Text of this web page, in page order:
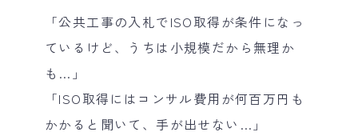
「公共工事の入札でISO取得が条件になっ
ているけど、うちは小規模だから無理か
も…」
「ISO取得にはコンサル費用が何百万円も
かかると聞いて、手が出せない…」